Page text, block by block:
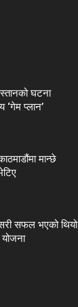
घटना
‘गेम प्लान’
मान्छे
सफल भएको थियो
योजना